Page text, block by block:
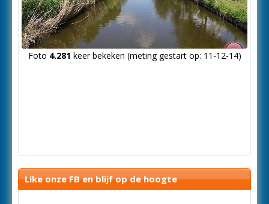
Foto 4.281 keer bekeken (meting gestart op: 11-12-14)
Like onze FB en blijf op de hoogte